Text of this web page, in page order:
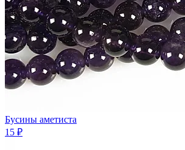
Бусины аметиста
15 ₽